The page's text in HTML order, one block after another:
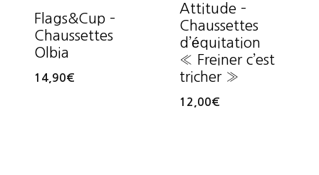
Flags&Cup –
Chaussettes
Olbia
14,90€
Attitude –
Chaussettes
d’équitation
« Freiner c’est
tricher »
12,00€